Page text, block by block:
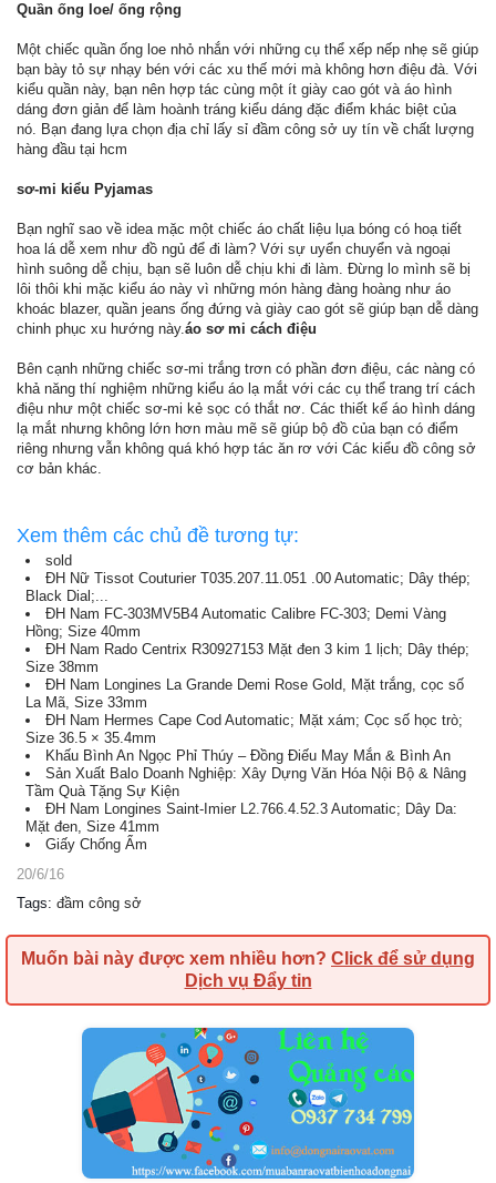
Quần ống loe/ ống rộng
Một chiếc quần ống loe nhỏ nhắn với những cụ thể xếp nếp nhẹ sẽ giúp
bạn bày tỏ sự nhạy bén với các xu thế mới mà không hơn điệu đà. Với
kiểu quần này, bạn nên hợp tác cùng một ít giày cao gót và áo hình
dáng đơn giản để làm hoành tráng kiểu dáng đặc điểm khác biệt của
nó. Bạn đang lựa chọn địa chỉ lấy sỉ đầm công sở uy tín về chất lượng
hàng đầu tại hcm
sơ-mi kiểu Pyjamas
Bạn nghĩ sao về idea mặc một chiếc áo chất liệu lụa bóng có hoạ tiết
hoa lá dễ xem như đồ ngủ để đi làm? Với sự uyển chuyển và ngoại
hình suông dễ chịu, bạn sẽ luôn dễ chịu khi đi làm. Đừng lo mình sẽ bị
lôi thôi khi mặc kiểu áo này vì những món hàng đàng hoàng như áo
khoác blazer, quần jeans ống đứng và giày cao gót sẽ giúp bạn dễ dàng
chinh phục xu hướng này.áo sơ mi cách điệu
Bên cạnh những chiếc sơ-mi trắng trơn có phần đơn điệu, các nàng có
khả năng thí nghiệm những kiểu áo lạ mắt với các cụ thể trang trí cách
điệu như một chiếc sơ-mi kẻ sọc có thắt nơ. Các thiết kế áo hình dáng
lạ mắt nhưng không lớn hơn màu mẽ sẽ giúp bộ đồ của bạn có điểm
riêng nhưng vẫn không quá khó hợp tác ăn rơ với Các kiểu đồ công sở
cơ bản khác.
Xem thêm các chủ đề tương tự:
sold
ĐH Nữ Tissot Couturier T035.207.11.051 .00 Automatic; Dây thép;
Black Dial;...
ĐH Nam FC-303MV5B4 Automatic Calibre FC-303; Demi Vàng
Hồng; Size 40mm
ĐH Nam Rado Centrix R30927153 Mặt đen 3 kim 1 lịch; Dây thép;
Size 38mm
ĐH Nam Longines La Grande Demi Rose Gold, Mặt trắng, cọc số
La Mã, Size 33mm
ĐH Nam Hermes Cape Cod Automatic; Mặt xám; Cọc số học trò;
Size 36.5 × 35.4mm
Khấu Bình An Ngọc Phỉ Thúy – Đồng Điếu May Mắn & Bình An
Sản Xuất Balo Doanh Nghiệp: Xây Dựng Văn Hóa Nội Bộ & Nâng
Tầm Quà Tặng Sự Kiện
ĐH Nam Longines Saint-Imier L2.766.4.52.3 Automatic; Dây Da:
Mặt đen, Size 41mm
Giấy Chống Ẩm
20/6/16
Tags: đầm công sở
Muốn bài này được xem nhiều hơn? Click để sử dụng
Dịch vụ Đẩy tin